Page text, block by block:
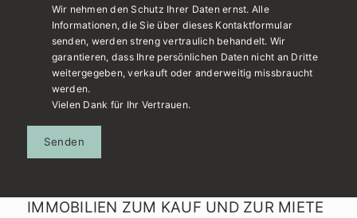
Wir nehmen den Schutz Ihrer Daten ernst. Alle
Informationen, die Sie über dieses Kontaktformular
senden, werden streng vertraulich behandelt. Wir
garantieren, dass Ihre persönlichen Daten nicht an Dritte
weitergegeben, verkauft oder anderweitig missbraucht
werden.
Vielen Dank für Ihr Vertrauen.
Senden
IMMOBILIEN ZUM KAUF UND ZUR MIETE